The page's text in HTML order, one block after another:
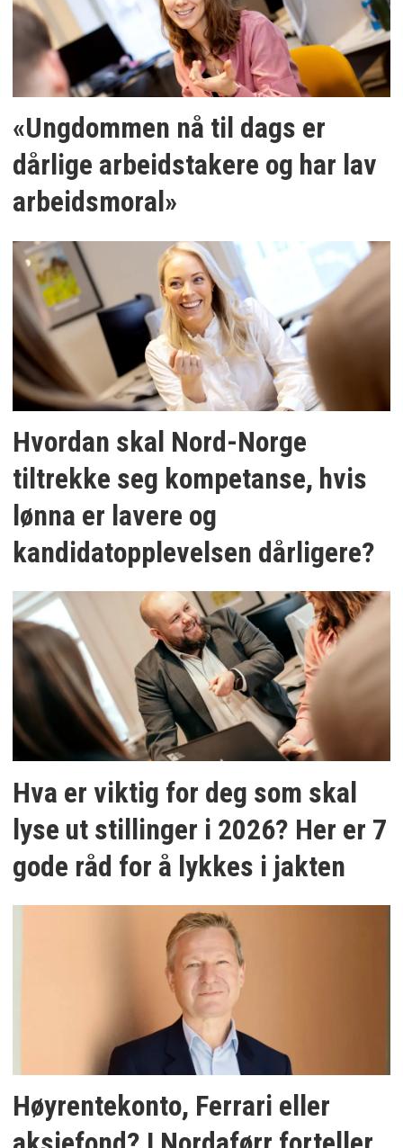
«Ungdommen nå til dags er
dårlige arbeidstakere og har lav
arbeidsmoral»
Hvordan skal Nord-Norge
tiltrekke seg kompetanse, hvis
lønna er lavere og
kandidatopplevelsen dårligere?
Hva er viktig for deg som skal
lyse ut stillinger i 2026? Her er 7
gode råd for å lykkes i jakten
Høyrentekonto, Ferrari eller